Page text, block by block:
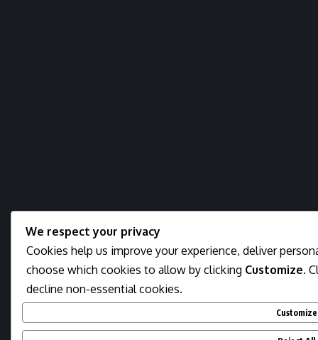
We respect your privacy
Cookies help us improve your experience, deliver
choose which cookies to allow by clicking Customize.
decline non-essential cookies.
Customize